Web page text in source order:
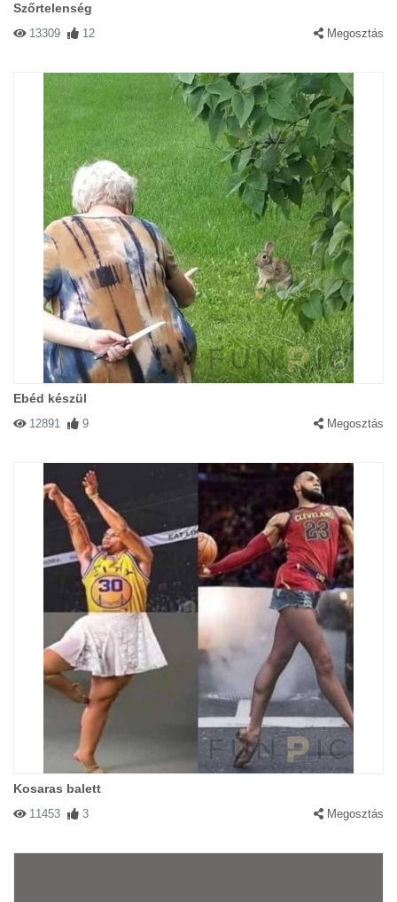
Szőrtelenség
13309 12 Megosztás
Ebéd készül
12891 9 Megosztás
Kosaras balett
11453 3 Megosztás